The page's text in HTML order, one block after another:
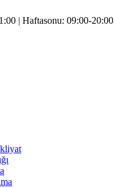
| Haftasonu: 09:00-20:00